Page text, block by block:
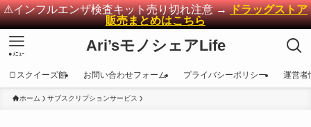
⚠インフルエンザ検査キット売り切れ注意 →ドラッグストア
販売まとめはこちら
Ari’sモノシェアLife
●ﾒﾆｭｰ
🍞スクイーズ館 お問い合わせフォーム プライバシーポリシー 運営者
ホーム サブスクリプションサービス